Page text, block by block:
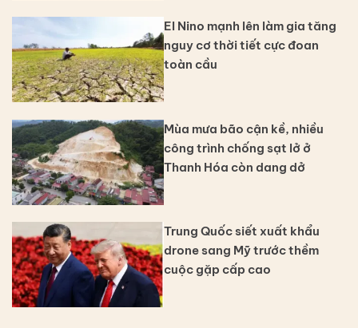
El Nino mạnh lên làm gia tăng
nguy cơ thời tiết cực đoan
toàn cầu
Mùa mưa bão cận kề, nhiều
công trình chống sạt lở ở
Thanh Hóa còn dang dở
Trung Quốc siết xuất khẩu
drone sang Mỹ trước thềm
cuộc gặp cấp cao